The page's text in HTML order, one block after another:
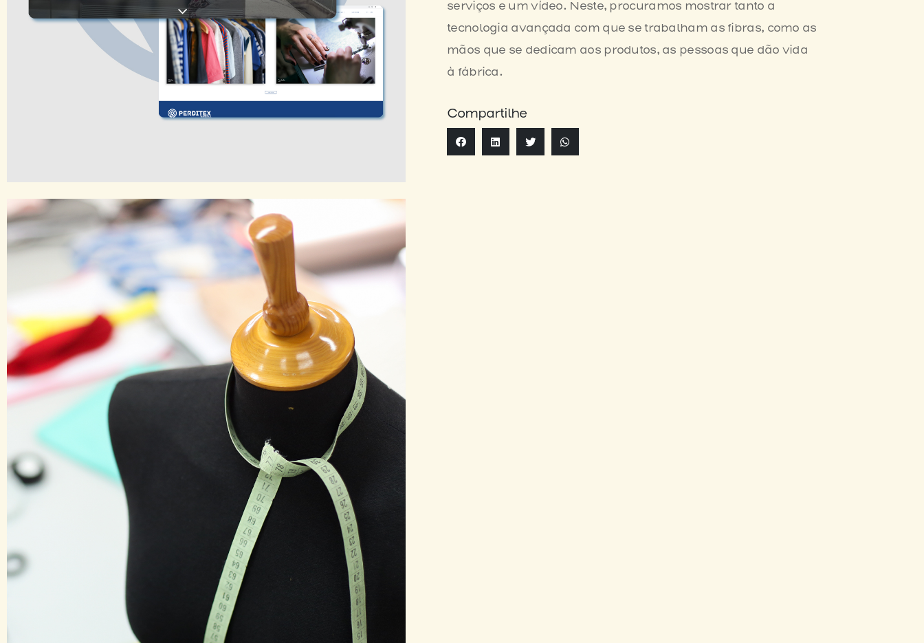
serviços e um vídeo. Neste, procuramos mostrar tanto a
tecnologia avançada com que se trabalham as fibras, como as
mãos que se dedicam aos produtos, as pessoas que dão vida
à fábrica.
Compartilhe